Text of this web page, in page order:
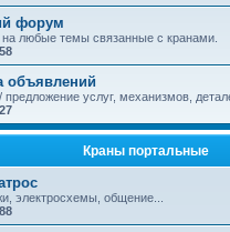
форум
любые темы связанные с кранами.
58
объявлений
предложение услуг, механизмов,
27
Краны портальные
электросхемы, общение...
88